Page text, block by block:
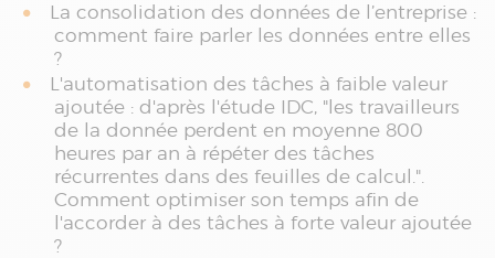
La consolidation des données de l’entreprise :
comment faire parler les données entre elles
?
L'automatisation des tâches à faible valeur
ajoutée : d'après l'étude IDC, "les travailleurs
de la donnée perdent en moyenne 800
heures par an à répéter des tâches
récurrentes dans des feuilles de calcul.".
Comment optimiser son temps afin de
l'accorder à des tâches à forte valeur ajoutée
?